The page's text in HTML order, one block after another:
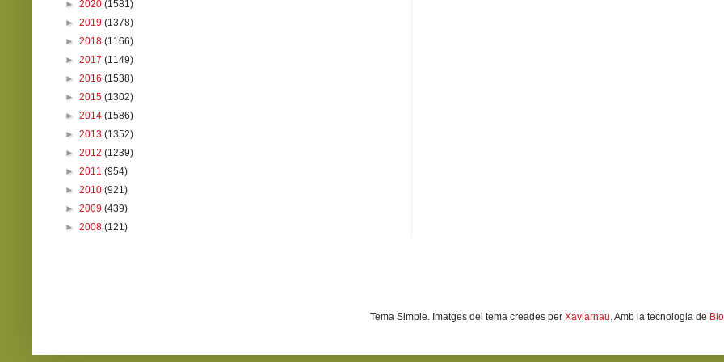
► 2020 (1581)
► 2019 (1378)
► 2018 (1166)
► 2017 (1149)
► 2016 (1538)
► 2015 (1302)
► 2014 (1586)
► 2013 (1352)
► 2012 (1239)
► 2011 (954)
► 2010 (921)
► 2009 (439)
► 2008 (121)
Tema Simple. Imatges del tema creades per Xaviarnau. Amb la tecnologia de